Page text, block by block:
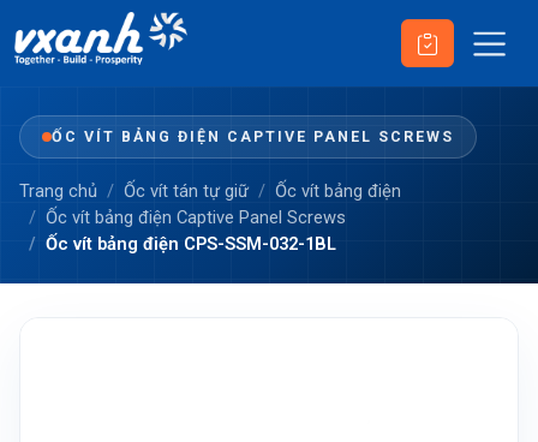
ỐC VÍT BẢNG ĐIỆN CAPTIVE PANEL SCREWS
Trang chủ Ốc vít tán tự giữ
Ốc vít bảng điện
Ốc vít bảng điện Captive Panel Screws
Ốc vít bảng điện CPS-SSM-032-1BL